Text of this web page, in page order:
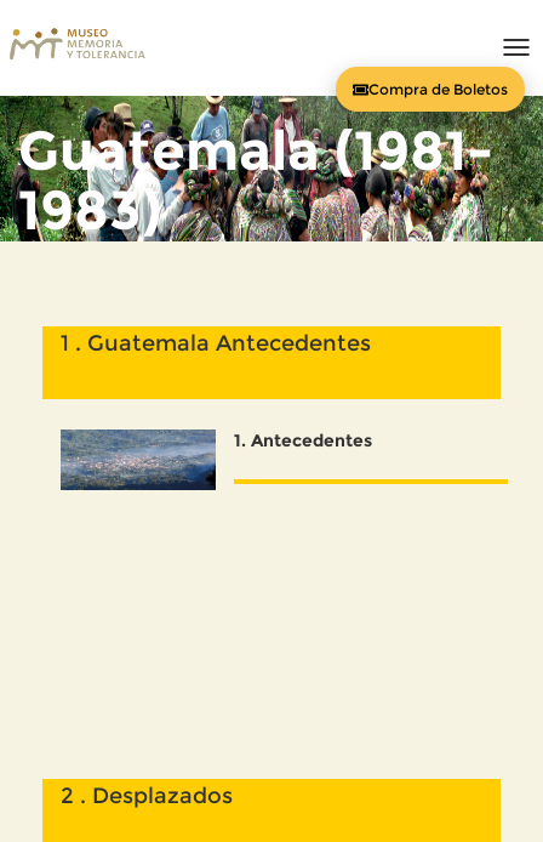
Guatemala (1981-
1983)
1 . Guatemala Antecedentes
1. Antecedentes
2 . Desplazados
Compra de Boletos